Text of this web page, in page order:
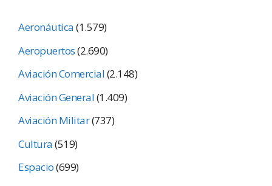
Aeronáutica(1.579)
Aeropuertos(2.690)
Aviación Comercial(2.148)
Aviación General(1.409)
Aviación Militar(737)
Cultura(519)
Espacio(699)